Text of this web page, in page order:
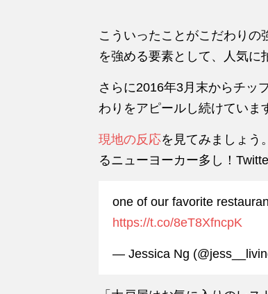
こういったことがこだわりの
を強める要素として、人気に
さらに2016年3月末からチッ
わりをアピールし続けていま
現地の反応を見てみましょう
るニューヨーカー多し！
one of our favorite
https://t.co/8eT8XfncpK
— Jessica Ng